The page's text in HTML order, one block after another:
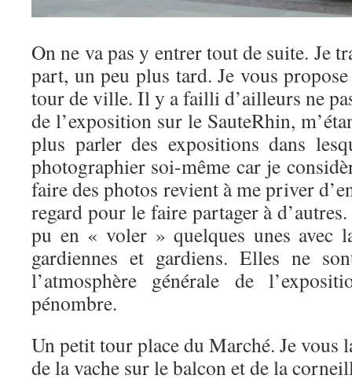
On ne va pas y entrer tout de suite. Je
part, un peu plus tard. Je vous
tour de ville. Il y a failli d’ailleurs ne
de l’exposition sur le SauteRhin,
plus parler des expositions dans
photographier soi-même car je
faire des photos revient à me priver
regard pour le faire partager à
pu en « voler » quelques unes avec
gardiennes et gardiens. Elles ne
l’atmosphère générale de
pénombre.
Un petit tour place du Marché. Je vous
de la vache sur le balcon et de la